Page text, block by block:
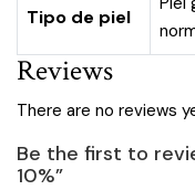
Tipo de piel
Reviews
There are no reviews
Be the first to
10%”